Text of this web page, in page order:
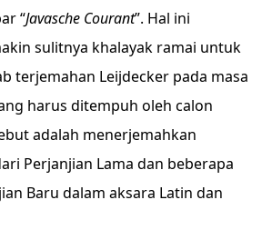
“Javasche Courant”. Hal ini
sulitnya khalayak ramai untuk
terjemahan Leijdecker pada masa
harus ditempuh oleh calon
adalah menerjemahkan
Perjanjian Lama dan beberapa
Baru dalam aksara Latin dan